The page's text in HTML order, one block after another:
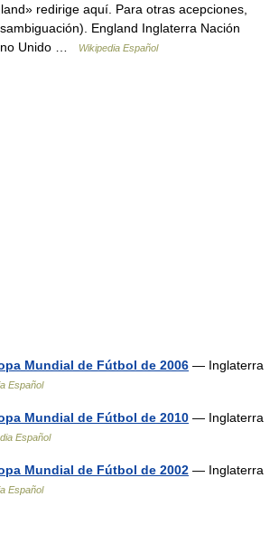
redirige aquí. Para otras acepciones,
England Inglaterra Nación
Unido …
Wikipedia Español
Mundial de Fútbol de 2006 — Inglaterra
Español
Mundial de Fútbol de 2010 — Inglaterra
Español
Mundial de Fútbol de 2002 — Inglaterra
Español